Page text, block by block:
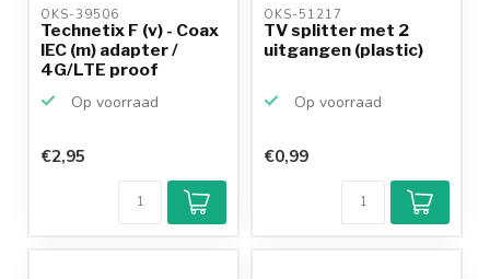
OKS-39506
Technetix F (v) - Coax
IEC (m) adapter /
4G/LTE proof
Op voorraad
€2,95
OKS-51217
TV splitter met 2
uitgangen (plastic)
Op voorraad
€0,99